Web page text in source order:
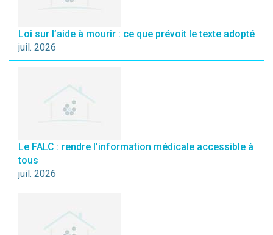
Loi sur l’aide à mourir : ce que prévoit le texte adopté
juil. 2026
Le FALC : rendre l’information médicale accessible à
tous
juil. 2026